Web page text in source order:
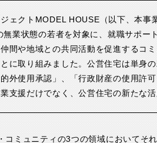
ェクトMODEL HOUSE（以下、本事
業状態の若者を対象に、就職サポー
間や地域との共同活動を促進するコ
に取り組みました。公営住宅は単身
外使用承認」、「行政財産の使用許
支援だけでなく、公営住宅の新たな
コミュニティの3つの領域においてそ